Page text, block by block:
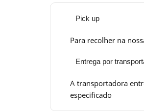
Pick up
Para recolher na
Entrega por
A transportadora
especificado